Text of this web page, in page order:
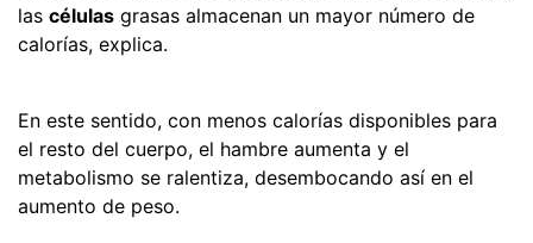
las células grasas almacenan un mayor número de
calorías, explica.
En este sentido, con menos calorías disponibles para
el resto del cuerpo, el hambre aumenta y el
metabolismo se ralentiza, desembocando así en el
aumento de peso.